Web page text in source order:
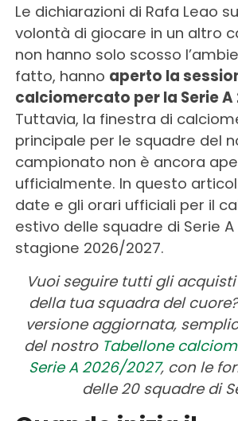
Le dichiarazioni di Rafa Leao
volontà di giocare in un altro
non hanno solo scosso
fatto, hanno aperto la
calciomercato per la Serie A
Tuttavia, la finestra di
principale per le squadre del
campionato non è ancora
ufficialmente. In questo
date e gli orari ufficiali per il
estivo delle squadre di Serie
stagione 2026/2027.
Vuoi seguire tutti gli
della tua squadra del
versione aggiornata,
del nostro Tabellone
Serie A 2026/2027, con le
delle 20 squadre di